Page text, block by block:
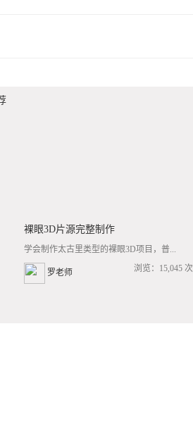
裸眼3D片源完整制作
学会制作太古里类型的裸眼3D项目，普...
罗老师 浏览：15,045 次